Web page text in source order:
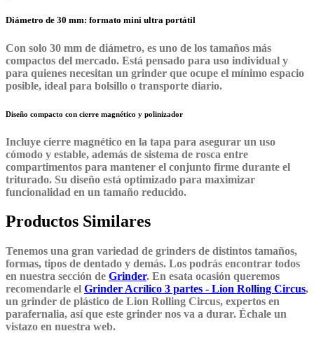
Diámetro de 30 mm: formato mini ultra portátil
Con solo 30 mm de diámetro, es uno de los tamaños más
compactos del mercado. Está pensado para uso individual y
para quienes necesitan un grinder que ocupe el mínimo espacio
posible, ideal para bolsillo o transporte diario.
Diseño compacto con cierre magnético y polinizador
Incluye cierre magnético en la tapa para asegurar un uso
cómodo y estable, además de sistema de rosca entre
compartimentos para mantener el conjunto firme durante el
triturado. Su diseño está optimizado para maximizar
funcionalidad en un tamaño reducido.
Productos Similares
Tenemos una gran variedad de grinders de distintos tamaños,
formas, tipos de dentado y demás. Los podrás encontrar todos
en nuestra sección de Grinder. En esata ocasión queremos
recomendarle el Grinder Acrílico 3 partes - Lion Rolling Circus,
un grinder de plástico de Lion Rolling Circus, expertos en
parafernalia, así que este grinder nos va a durar. Échale un
vistazo en nuestra web.